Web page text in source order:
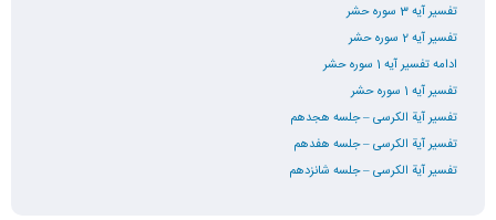
تفسیر آیه 3 سوره حشر
تفسیر آیه 2 سوره حشر
ادامه تفسیر آیه 1 سوره حشر
تفسیر آیه 1 سوره حشر
تفسیر آیة الکرسی – جلسه هجدهم
تفسیر آیة الکرسی – جلسه هفدهم
تفسیر آیة الکرسی – جلسه شانزدهم